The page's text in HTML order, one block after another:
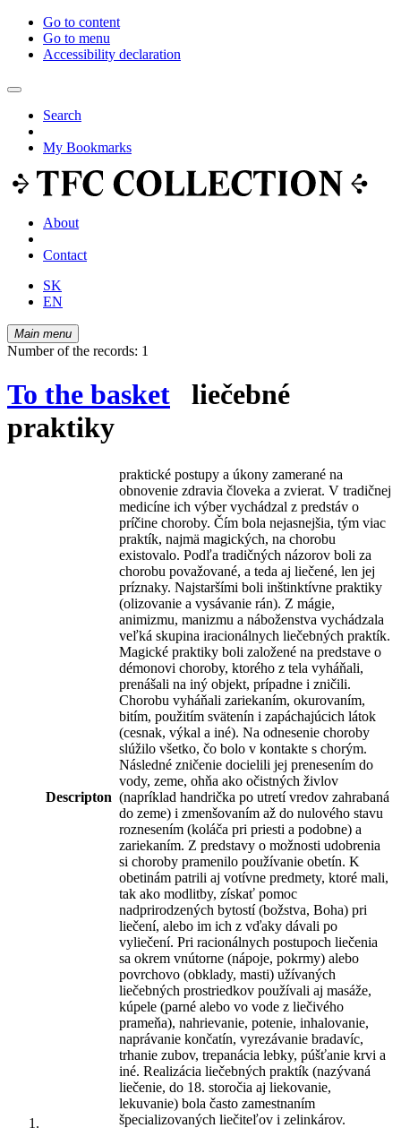
Go to content
Go to menu
Accessibility declaration
Search
My Bookmarks
About
Contact
SK
EN
Main menu
Number of the records: 1
To the basket liečebné
praktiky
Descripton
praktické postupy a úkony zamerané na
obnovenie zdravia človeka a zvierat. V tradičnej
medicíne ich výber vychádzal z predstáv o
príčine choroby. Čím bola nejasnejšia, tým viac
praktík, najmä magických, na chorobu
existovalo. Podľa tradičných názorov boli za
chorobu považované, a teda aj liečené, len jej
príznaky. Najstaršími boli inštinktívne praktiky
(olizovanie a vysávanie rán). Z mágie,
animizmu, manizmu a náboženstva vychádzala
veľká skupina iracionálnych liečebných praktík.
Magické praktiky boli založené na predstave o
démonovi choroby, ktorého z tela vyháňali,
prenášali na iný objekt, prípadne i zničili.
Chorobu vyháňali zariekaním, okurovaním,
bitím, použitím svätenín i zapáchajúcich látok
(cesnak, výkal a iné). Na odnesenie choroby
slúžilo všetko, čo bolo v kontakte s chorým.
Následné zničenie docielili jej prenesením do
vody, zeme, ohňa ako očistných živlov
(napríklad handrička po utretí vredov zahrabaná
do zeme) i zmenšovaním až do nulového stavu
roznesením (koláča pri priesti a podobne) a
zariekaním. Z predstavy o možnosti udobrenia
si choroby pramenilo používanie obetín. K
obetinám patrili aj votívne predmety, ktoré mali,
tak ako modlitby, získať pomoc
nadprirodzených bytostí (božstva, Boha) pri
liečení, alebo im ich z vďaky dávali po
vyliečení. Pri racionálnych postupoch liečenia
sa okrem vnútorne (nápoje, pokrmy) alebo
povrchovo (obklady, masti) užívaných
liečebných prostriedkov používali aj masáže,
kúpele (parné alebo vo vode z liečivého
prameňa), nahrievanie, potenie, inhalovanie,
naprávanie končatín, vyrezávanie bradavíc,
trhanie zubov, trepanácia lebky, púšťanie krvi a
iné. Realizácia liečebných praktík (nazývaná
liečenie, do 18. storočia aj liekovanie,
lekuvanie) bola často zamestnaním
špecializovaných liečiteľov i zelinkárov.